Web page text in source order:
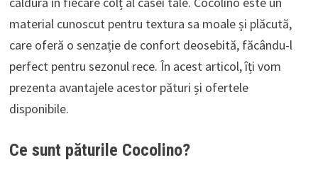
material cunoscut pentru textura sa moale și plăcută,
care oferă o senzație de confort deosebită, făcându-l
perfect pentru sezonul rece. În acest articol, îți vom
prezenta avantajele acestor pături și ofertele
disponibile.
Ce sunt păturile Cocolino?